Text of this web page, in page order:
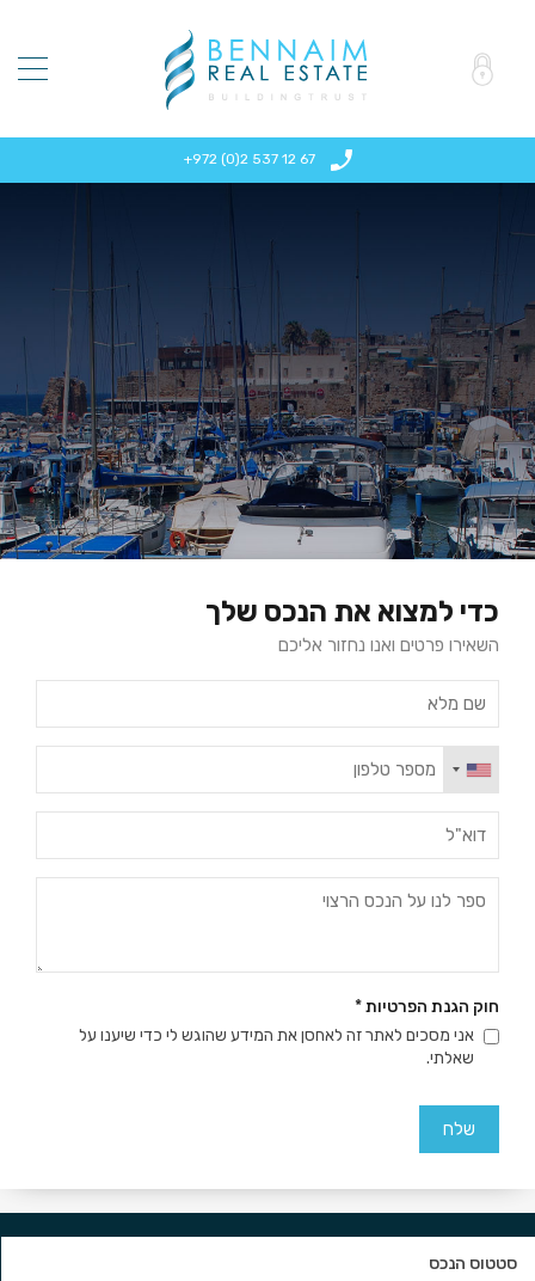
+972 (0)2 537 12 67
כדי למצוא את הנכס שלך
השאירו פרטים ואנו נחזור אליכם
חוק הגנת הפרטיות*
אני מסכים לאתר זה לאחסן את המידע שהוגש לי כדי שיענו על
שאלתי.
סטטוס הנכס